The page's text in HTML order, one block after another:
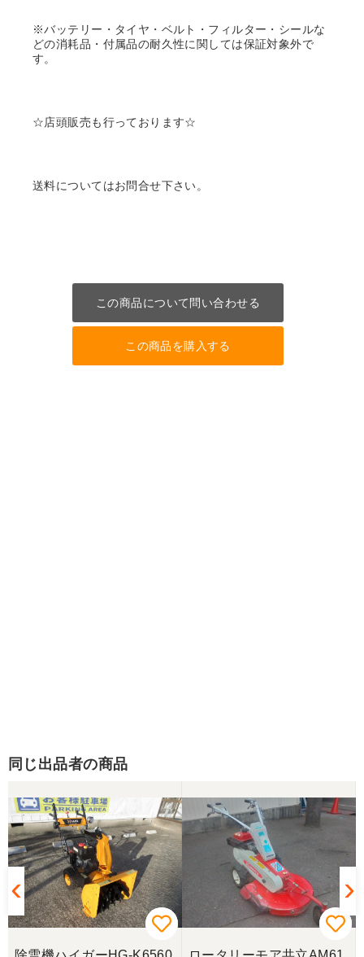
※バッテリー・タイヤ・ベルト・フィルター・シールな
どの消耗品・付属品の耐久性に関しては保証対象外で
す。
☆店頭販売も行っております☆
送料についてはお問合せ下さい。
この商品について問い合わせる
この商品を購入する
同じ出品者の商品